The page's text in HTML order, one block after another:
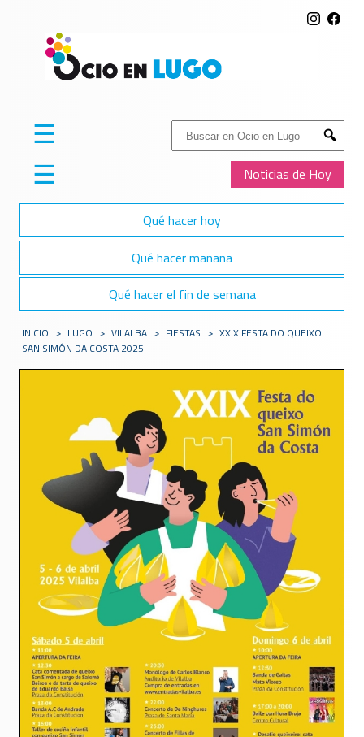
Buscar:
Submit
Noticias de Hoy
☰
☰
Qué hacer hoy
Qué hacer mañana
Qué hacer el fin de semana
INICIO > LUGO > VILALBA > FIESTAS > XXIX FESTA DO QUEIXO
SAN SIMÓN DA COSTA 2025